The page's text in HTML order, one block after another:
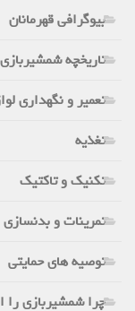
بیوگرافی قهرمانان
تاریخچه شمشیربازی
تعمیر و نگهداری
تغذیه
تکنیک و تاکتیک
تمرینات و بدنسازی
توصیه های حمایتی
چرا شمشیربازی را